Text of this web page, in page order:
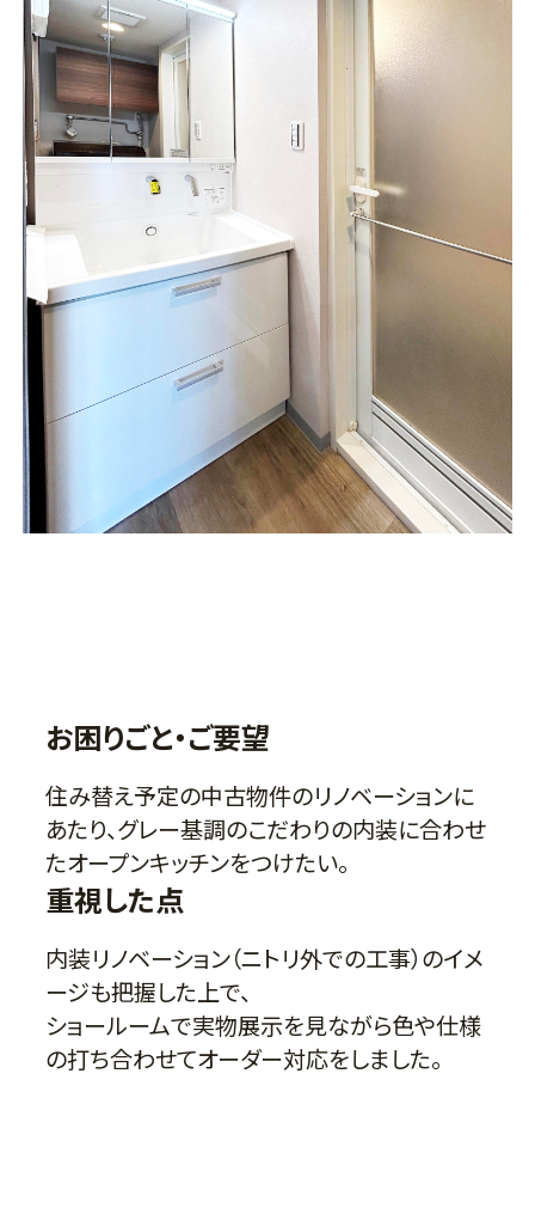
お困りごと・ご要望
住み替え予定の中古物件のリノベーションに
あたり、グレー基調のこだわりの内装に合わせ
たオープンキッチンをつけたい。
重視した点
内装リノベーション（ニトリ外での工事）のイメ
ージも把握した上で、
ショールームで実物展示を見ながら色や仕様
の打ち合わせてオーダー対応をしました。